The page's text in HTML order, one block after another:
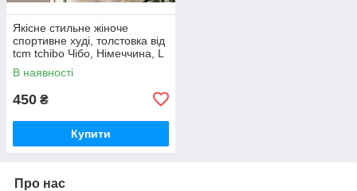
Якісне стильне жіноче
спортивне худі, толстовка від
tcm tchibo Чібо, Німеччина, L
В наявності
450 ₴
Купити
Про нас